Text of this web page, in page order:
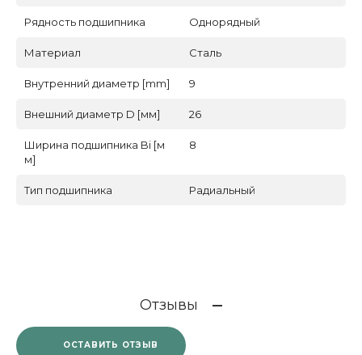
Рядность подшипника Однорядный
Материал Сталь
Внутренний диаметр [mm] 9
Внешний диаметр D [мм] 26
Ширина подшипника Bi [м
м]
8
Тип подшипника Радиальный
Отзывы
ОСТАВИТЬ ОТЗЫВ